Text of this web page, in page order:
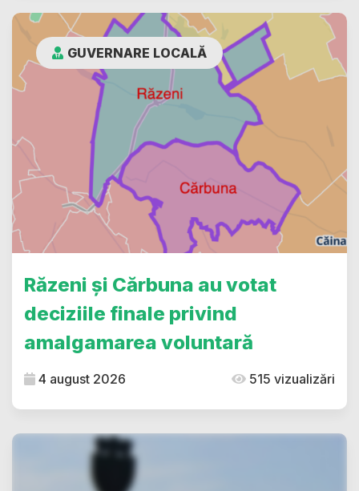
GUVERNARE LOCALĂ
Răzeni și Cărbuna au votat
deciziile finale privind
amalgamarea voluntară
4 august 2026 515 vizualizări